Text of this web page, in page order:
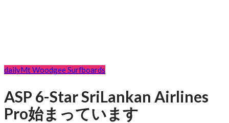
dailyMt Woodgee Surfboards
ASP 6-Star SriLankan Airlines
Pro始まっています